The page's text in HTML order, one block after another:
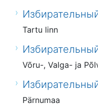
Tartu linn
Võru-, Valga- ja
Pärnumaa